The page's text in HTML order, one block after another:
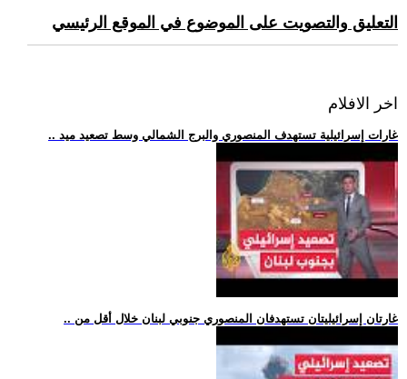
التعليق والتصويت على الموضوع في الموقع الرئيسي
اخر الافلام
.. غارات إسرائيلية تستهدف المنصوري والبرج الشمالي وسط تصعيد ميد
.. غارتان إسرائيليتان تستهدفان المنصوري جنوبي لبنان خلال أقل من